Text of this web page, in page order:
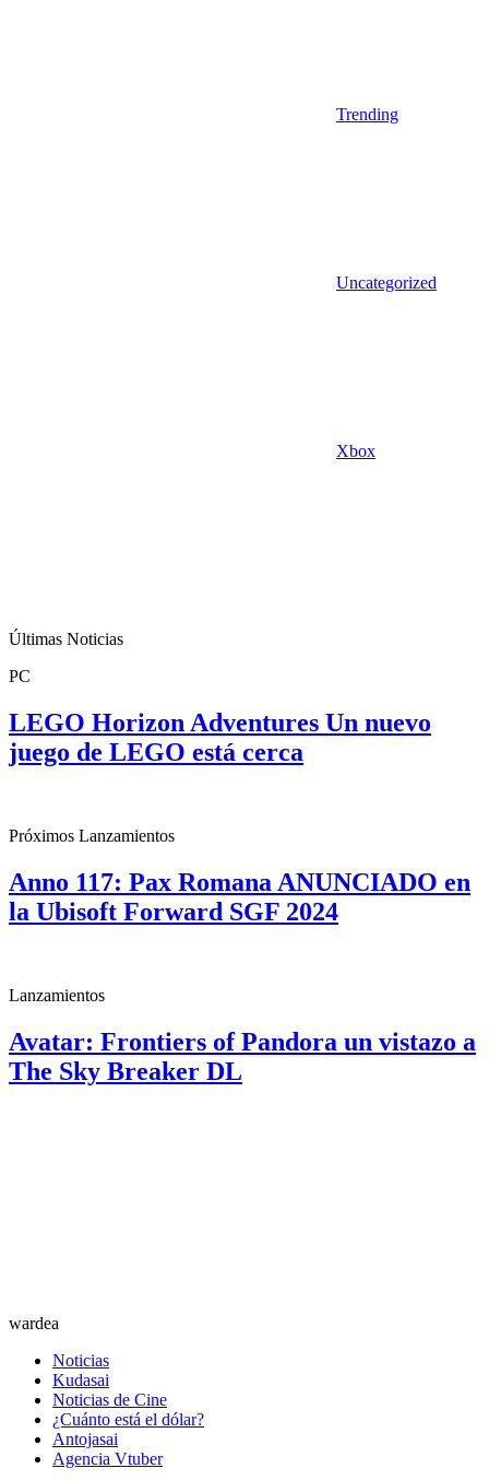
Trending
Uncategorized
Xbox
Últimas Noticias
PC
LEGO Horizon Adventures Un nuevo
juego de LEGO está cerca
Próximos Lanzamientos
Anno 117: Pax Romana ANUNCIADO en
la Ubisoft Forward SGF 2024
Lanzamientos
Avatar: Frontiers of Pandora un vistazo a
The Sky Breaker DL
wardea
Noticias
Kudasai
Noticias de Cine
¿Cuánto está el dólar?
Antojasai
Agencia Vtuber